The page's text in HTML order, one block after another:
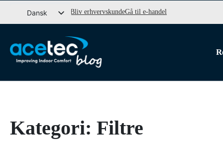
til
Dansk
English (UK)
Norsk bokmål
Bliv erhvervskundeGå til e-handel
Kategori: Filtre